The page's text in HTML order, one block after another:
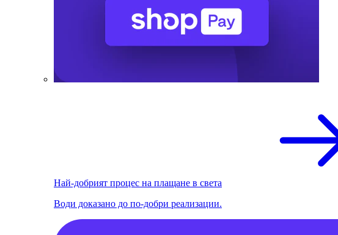
Най-добрият процес на плащане в света
Води доказано до по-добри реализации.